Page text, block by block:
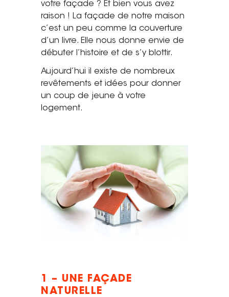
Saint-Étienne
Vichy
Mâcon
Nos réalisations
Pour les pros
Charpentier / Couvreur
Syndic / Régie
Architecte
Demander un devis
Avis clients
votre façade ? Et bien vous avez
raison ! La façade de notre maison
c’est un peu comme la couverture
d’un livre. Elle nous donne envie de
débuter l’histoire et de s’y blottir.
Aujourd’hui il existe de nombreux
revêtements et idées pour donner
un coup de jeune à votre
logement.
1 – UNE FAÇADE
NATURELLE